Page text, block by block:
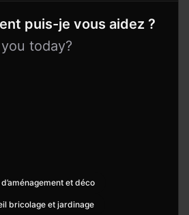
puis-je vous aidez ?
today?
et déco
bricolage et jardinage